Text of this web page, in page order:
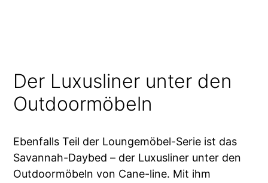
Der Luxusliner unter den
Outdoormöbeln
Ebenfalls Teil der Loungemöbel-Serie ist das
Savannah-Daybed – der Luxusliner unter den
Outdoormöbeln von Cane-line. Mit ihm